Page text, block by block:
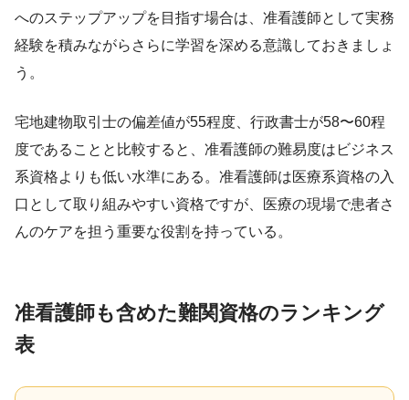
へのステップアップを目指す場合は、准看護師として実務
経験を積みながらさらに学習を深める意識しておきましょ
う。
宅地建物取引士の偏差値が55程度、行政書士が58〜60程
度であることと比較すると、准看護師の難易度はビジネス
系資格よりも低い水準にある。准看護師は医療系資格の入
口として取り組みやすい資格ですが、医療の現場で患者さ
んのケアを担う重要な役割を持っている。
准看護師も含めた難関資格のランキング
表